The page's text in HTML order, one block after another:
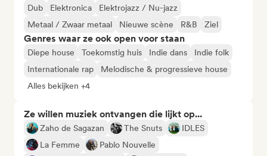
Dub Elektronica
Elektrojazz / Nu-jazz
Metaal / Zwaar metaal
Nieuwe scène R&B Ziel
Genres waar ze ook open voor staan
Diepe house Toekomstig huis Indie dans
Indie folk
Internationale rap
Melodische & progressieve house
Alles bekijken +4
Ze willen muziek ontvangen die lijkt op...
Zaho de Sagazan The Snuts
IDLES
La Femme
Pablo Nouvelle